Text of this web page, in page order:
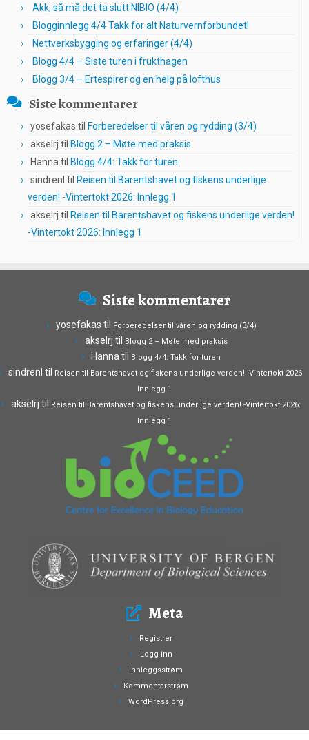
Akk, så må det ta slutt NIBIO (4/4)
Blogginnlegg 4/4 Takk for alt Naturvernforbundet!
Nettverksbygging og erfaringer (4/4)
Blogg 4/4 – Siste turen i frukthagen
Blogg 3/4 – Ertespirer og en helg på lofthus
Siste kommentarer
yosefakas til Forberedelser til våren og rydding (3/4)
akselrj til Blogg 2 – Møte med praksis
Hanna til Blogg 4/4: Takk for turen
sindrenl til Reisen til Barentshavet og fiskens underlige
verden! -Vintertokt 2026: Innlegg 1
akselrj til Reisen til Barentshavet og fiskens underlige verden!
-Vintertokt 2026: Innlegg 1
Siste kommentarer
yosefakas til Forberedelser til våren og rydding (3/4)
akselrj til Blogg 2 – Møte med praksis
Hanna til Blogg 4/4: Takk for turen
sindrenl til
Reisen til Barentshavet og fiskens underlige verden! -Vintertokt 2026:
Innlegg 1
akselrj til
Reisen til Barentshavet og fiskens underlige verden! -Vintertokt 2026:
Innlegg 1
Meta
Registrer
Logg inn
Innleggsstrøm
Kommentarstrøm
WordPress.org